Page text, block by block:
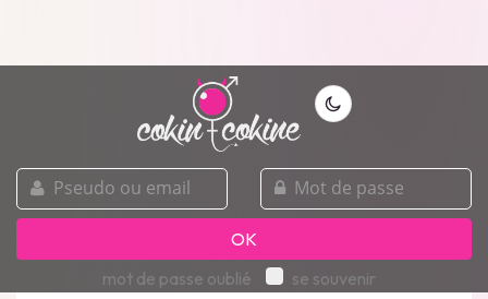
pseudo
ou
email
mot
de
passe
OK
mot de passe oublié
se souvenir